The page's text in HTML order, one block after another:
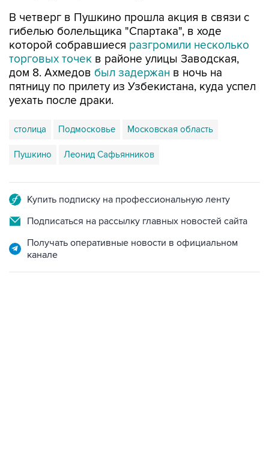
В четверг в Пушкино прошла акция в связи с
гибелью болельщика "Спартака", в ходе
которой собравшиеся разгромили несколько
торговых точек в районе улицы Заводская,
дом 8. Ахмедов был задержан в ночь на
пятницу по прилету из Узбекистана, куда успел
уехать после драки.
столица Подмосковье Московская область
Пушкино Леонид Сафьянников
Купить подписку на профессиональную ленту
Подписаться на рассылку главных новостей сайта
Получать оперативные новости в официальном
канале